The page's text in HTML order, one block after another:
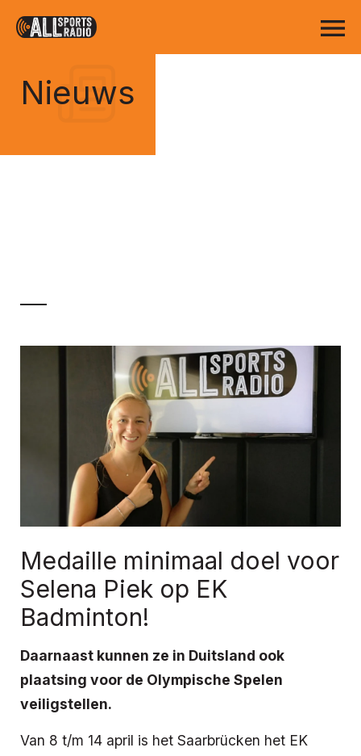
Nieuws
Medaille minimaal doel voor
Selena Piek op EK
Badminton!
Daarnaast kunnen ze in Duitsland ook
plaatsing voor de Olympische Spelen
veiligstellen.
Van 8 t/m 14 april is het Saarbrücken het EK